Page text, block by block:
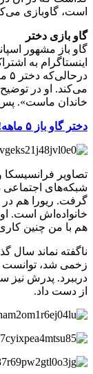
است، گاوبازی
گاو بازی دختر
گاو باز مشهور
می‌کند. او در
خاندان ماست». پس
دختر گاو باز ۵ ماهه! +تصاویر
تصاویر
شبکه‌های
گرفت. ریورا هم در
خانواده‌اش است. او
هم با من چنین کاری
ناگفته نماند سال
زخمی شد،
از دست داد.